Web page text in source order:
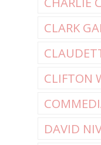
CLARK
CLIFTON
DAVID